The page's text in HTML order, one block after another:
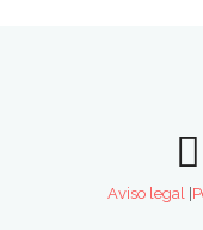
Aviso legal |